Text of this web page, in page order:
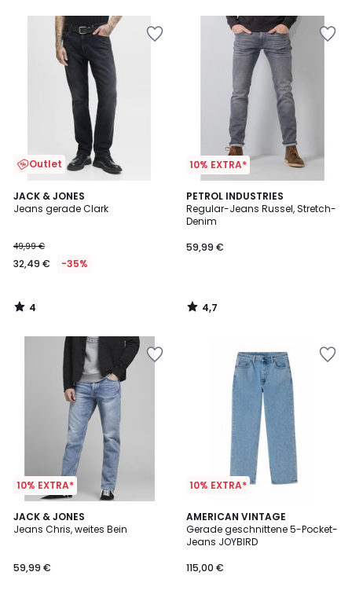
Outlet
JACK & JONES
Jeans gerade Clark
49,99 €
32,49 € -35%
4
/
4
/
10% EXTRA*
PETROL INDUSTRIES
Regular-Jeans Russel, Stretch-
Denim
59,99 €
4,7
/ 5
4,7
/
10% EXTRA*
JACK & JONES
Jeans Chris, weites Bein
59,99 €
4,8
/ 5
10% EXTRA*
AMERICAN VINTAGE
Gerade geschnittene 5-Pocket-
Jeans JOYBIRD
115,00 €